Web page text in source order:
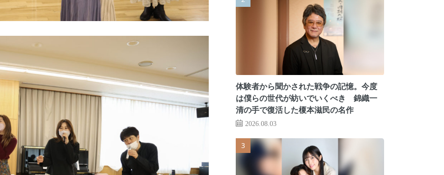
体験者から聞かされた戦争の記憶。今度
は僕らの世代が紡いでいくべき 錦織一
清の手で復活した榎本滋民の名作
2026.08.03